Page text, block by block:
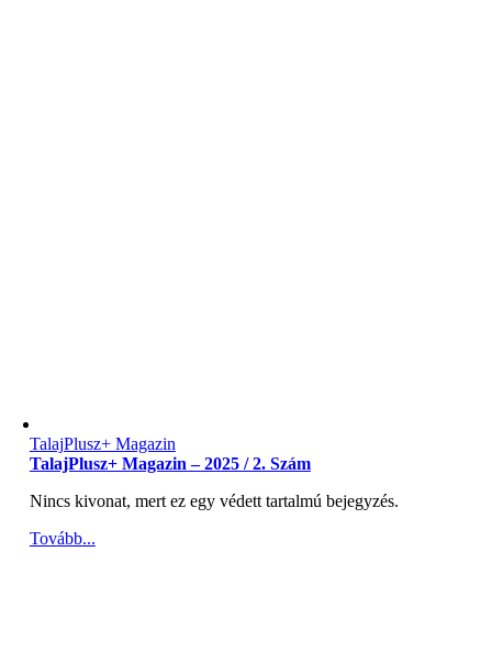
TalajPlusz+ Magazin
TalajPlusz+ Magazin – 2025 / 2. Szám
Nincs kivonat, mert ez egy védett tartalmú bejegyzés.
Tovább...